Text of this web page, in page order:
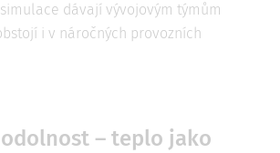
dávají vývojovým týmům
i v náročných provozních
– teplo jako